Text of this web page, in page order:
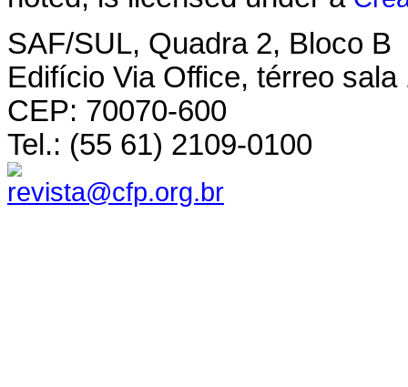
SAF/SUL, Quadra 2, Bloco B
Edifício Via Office, térreo sala
CEP: 70070-600
Tel.: (55 61) 2109-0100
revista@cfp.org.br